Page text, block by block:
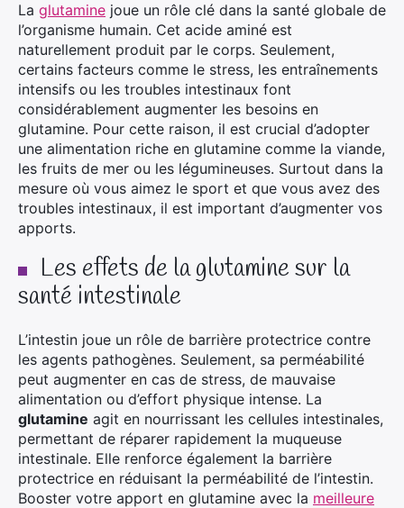
La glutamine joue un rôle clé dans la santé globale de
l’organisme humain. Cet acide aminé est
naturellement produit par le corps. Seulement,
certains facteurs comme le stress, les entraînements
intensifs ou les troubles intestinaux font
considérablement augmenter les besoins en
glutamine. Pour cette raison, il est crucial d’adopter
une alimentation riche en glutamine comme la viande,
les fruits de mer ou les légumineuses. Surtout dans la
mesure où vous aimez le sport et que vous avez des
troubles intestinaux, il est important d’augmenter vos
apports.
Les effets de la glutamine sur la
santé intestinale
L’intestin joue un rôle de barrière protectrice contre
les agents pathogènes. Seulement, sa perméabilité
peut augmenter en cas de stress, de mauvaise
alimentation ou d’effort physique intense. La
glutamine agit en nourrissant les cellules intestinales,
permettant de réparer rapidement la muqueuse
intestinale. Elle renforce également la barrière
protectrice en réduisant la perméabilité de l’intestin.
Booster votre apport en glutamine avec la meilleure